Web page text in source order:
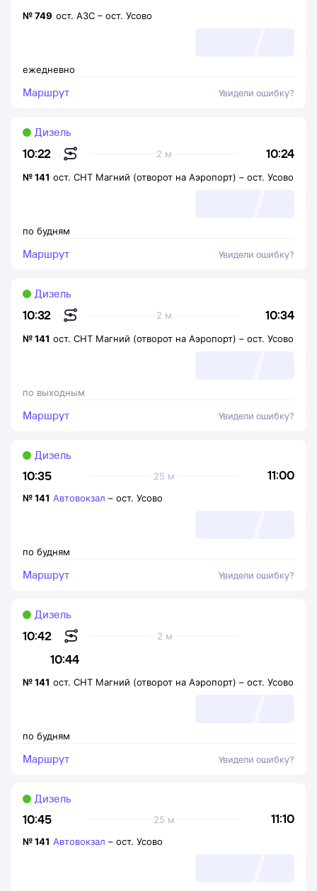
ежедневно
№749 ост. АЗС – ост. Усово
Маршрут Увидели ошибку?
10:22 10:24
2 м
Дизель
по будням
№141 ост. СНТ Магний (отворот на Аэропорт) – ост. Усово
Маршрут Увидели ошибку?
10:32 10:34
2 м
Дизель
по выходным
№141 ост. СНТ Магний (отворот на Аэропорт) – ост. Усово
Маршрут Увидели ошибку?
10:35 11:00
25 м
Дизель
по будням
№141 Автовокзал – ост. Усово
Маршрут Увидели ошибку?
10:42
10:44
2 м
Дизель
по будням
№141 ост. СНТ Магний (отворот на Аэропорт) – ост. Усово
Маршрут Увидели ошибку?
10:45 11:10
25 м
Дизель
№141 Автовокзал – ост. Усово